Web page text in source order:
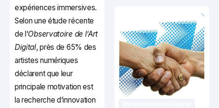
expériences immersives.
Selon une étude récente
de l’Observatoire de l’Art
Digital, près de 65% des
artistes numériques
déclarent que leur
principale motivation est
la recherche d’innovation